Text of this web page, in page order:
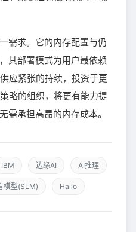
需求。它的内存配置与仍
其部署模式为用户最依赖
应紧张的持续，投资于更
略的组织，将更有能力提
需承担高昂的内存成本。
IBM 边缘AI AI推理
模型(SLM) Hailo